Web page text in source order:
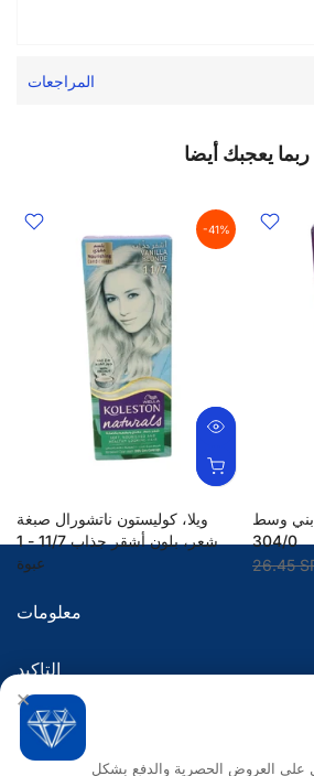
المراجعات
ربما يعجبك أيضا
-41%
ويلا، كوليستون ناتشورال صبغة
شعر، بلون أشقر جذاب 11/7 - 1
عبوة
بني وسط
304/0
26.45
معلومات
التاكيد
الضريبة
×
على العروض الحصرية والدفع بشكل